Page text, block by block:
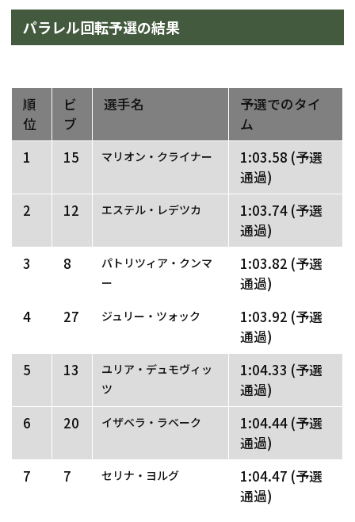
パラレル回転予選の結果
順
位
ビ
ブ
選手名
予選でのタイ
ム
1
15 マリオン・クライナー
1:03.58 (予選
通過)
2
12 エステル・レデツカ
1:03.74 (予選
通過)
3
8
パトリツィア・クンマ
ー
1:03.82 (予選
通過)
4
27 ジュリー・ツォック
1:03.92 (予選
通過)
5
13
ユリア・デュモヴィッ
ツ
1:04.33 (予選
通過)
6
20 イザベラ・ラベーク
1:04.44 (予選
通過)
7
7 セリナ・ヨルグ
1:04.47 (予選
通過)